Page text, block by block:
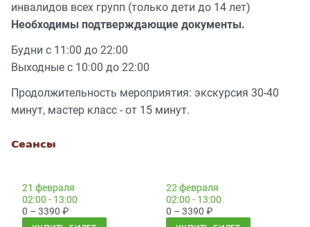
инвалидов всех групп (только дети до 14 лет)
Необходимы подтверждающие документы.
Будни с 11:00 до 22:00
Выходные с 10:00 до 22:00
Продолжительность мероприятия: экскурсия 30-40
минут, мастер класс - от 15 минут.
Сеансы
21 февраля
02:00 - 13:00
0 – 3390 ₽
22 февраля
02:00 - 13:00
0 – 3390 ₽